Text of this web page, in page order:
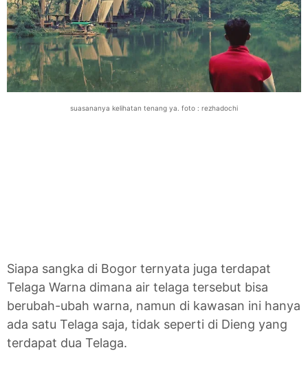
suasananya kelihatan tenang ya. foto : rezhadochi
Siapa sangka di Bogor ternyata juga terdapat
Telaga Warna dimana air telaga tersebut bisa
berubah-ubah warna, namun di kawasan ini hanya
ada satu Telaga saja, tidak seperti di Dieng yang
terdapat dua Telaga.